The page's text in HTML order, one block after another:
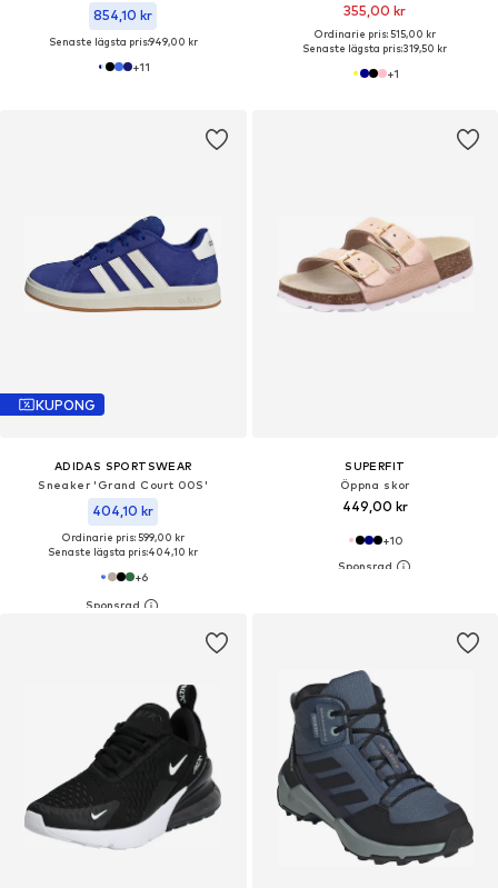
854,10 kr
Senaste lägsta pris:949,00 kr
+11
355,00 kr
Ordinarie pris: 515,00 kr
Senaste lägsta pris:319,50 kr
+1
KUPONG
ADIDAS SPORTSWEAR
Sneaker 'Grand Court 00S'
404,10 kr
Ordinarie pris: 599,00 kr
Senaste lägsta pris:404,10 kr
+6
SUPERFIT
Öppna skor
449,00 kr
+10